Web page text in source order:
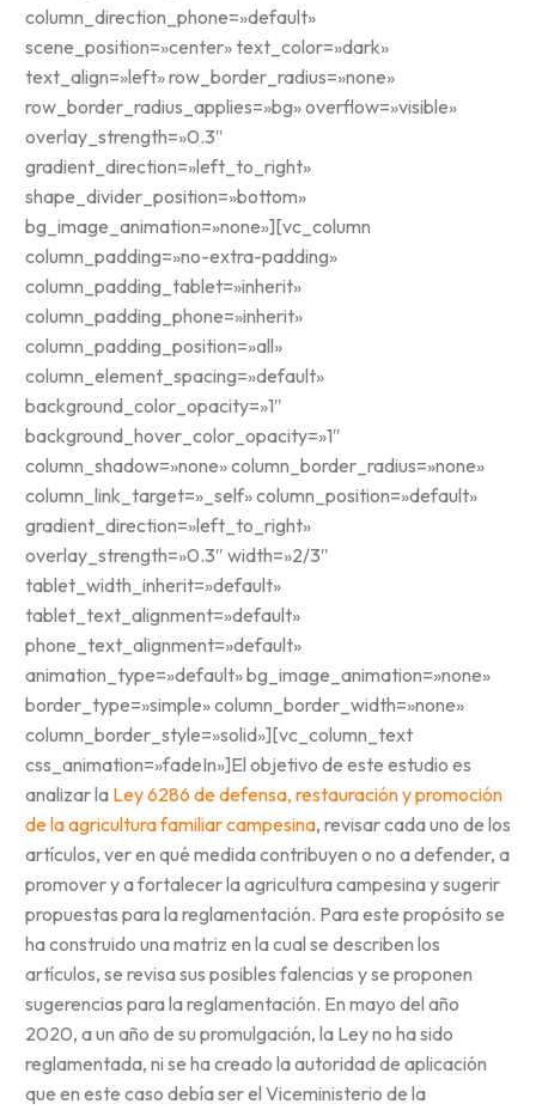
column_direction_phone=»default»
scene_position=»center» text_color=»dark»
text_align=»left» row_border_radius=»none»
row_border_radius_applies=»bg» overflow=»visible»
overlay_strength=»0.3″
gradient_direction=»left_to_right»
shape_divider_position=»bottom»
bg_image_animation=»none»][vc_column
column_padding=»no-extra-padding»
column_padding_tablet=»inherit»
column_padding_phone=»inherit»
column_padding_position=»all»
column_element_spacing=»default»
background_color_opacity=»1″
background_hover_color_opacity=»1″
column_shadow=»none» column_border_radius=»none»
column_link_target=»_self» column_position=»default»
gradient_direction=»left_to_right»
overlay_strength=»0.3″ width=»2/3″
tablet_width_inherit=»default»
tablet_text_alignment=»default»
phone_text_alignment=»default»
animation_type=»default» bg_image_animation=»none»
border_type=»simple» column_border_width=»none»
column_border_style=»solid»][vc_column_text
css_animation=»fadeIn»]El objetivo de este estudio es
analizar la Ley 6286 de defensa, restauración y promoción
de la agricultura familiar campesina, revisar cada uno de los
artículos, ver en qué medida contribuyen o no a defender, a
promover y a fortalecer la agricultura campesina y sugerir
propuestas para la reglamentación. Para este propósito se
ha construido una matriz en la cual se describen los
artículos, se revisa sus posibles falencias y se proponen
sugerencias para la reglamentación. En mayo del año
2020, a un año de su promulgación, la Ley no ha sido
reglamentada, ni se ha creado la autoridad de aplicación
que en este caso debía ser el Viceministerio de la